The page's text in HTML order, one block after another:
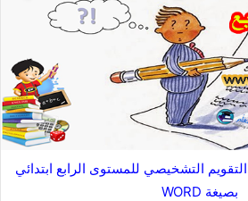
التشخيصي للمستوى الرابع ابتدائي
بصيغة WORD